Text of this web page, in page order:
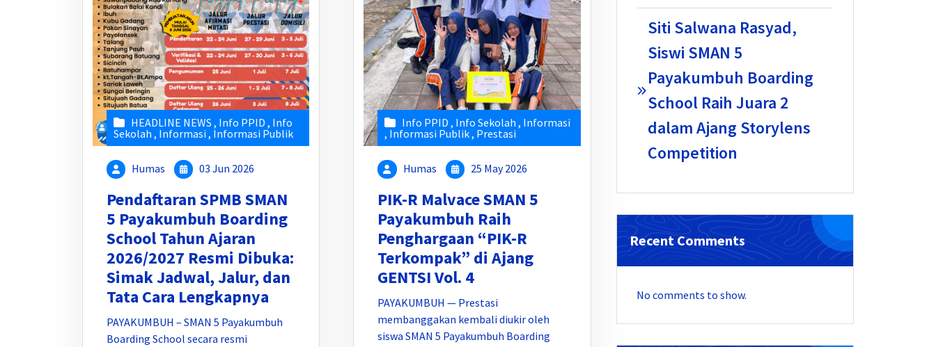
HEADLINE NEWS , Info PPID , Info
Sekolah , Informasi, Informasi Publik
Humas 03 Jun 2026
Pendaftaran SPMB SMAN
5 Payakumbuh Boarding
School Tahun Ajaran
2026/2027 Resmi Dibuka:
Simak Jadwal, Jalur, dan
Tata Cara Lengkapnya
PAYAKUMBUH – SMAN 5 Payakumbuh
Boarding School secara resmi
Info PPID , Info Sekolah , Informasi
, Informasi Publik, Prestasi
Humas 25 May 2026
PIK-R Malvace SMAN 5
Payakumbuh Raih
Penghargaan “PIK-R
Terkompak” di Ajang
GENTSI Vol. 4
PAYAKUMBUH — Prestasi
membanggakan kembali diukir oleh
siswa SMAN 5 Payakumbuh Boarding
Siti Salwana Rasyad,
Siswi SMAN 5
Payakumbuh Boarding
School Raih Juara 2
dalam Ajang Storylens
Competition
Recent Comments
No comments to show.